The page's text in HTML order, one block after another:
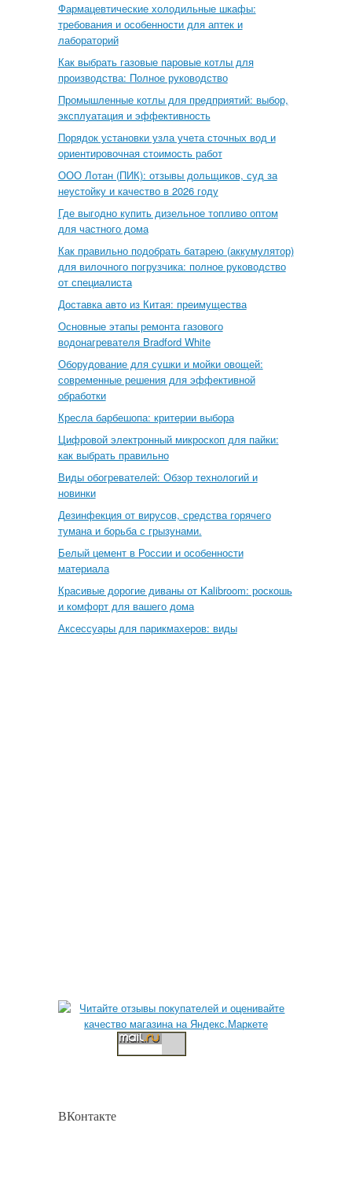
Фармацевтические холодильные шкафы:
требования и особенности для аптек и
лабораторий
Как выбрать газовые паровые котлы для
производства: Полное руководство
Промышленные котлы для предприятий: выбор,
эксплуатация и эффективность
Порядок установки узла учета сточных вод и
ориентировочная стоимость работ
ООО Лотан (ПИК): отзывы дольщиков, суд за
неустойку и качество в 2026 году
Где выгодно купить дизельное топливо оптом
для частного дома
Как правильно подобрать батарею (аккумулятор)
для вилочного погрузчика: полное руководство
от специалиста
Доставка авто из Китая: преимущества
Основные этапы ремонта газового
водонагревателя Bradford White
Оборудование для сушки и мойки овощей:
современные решения для эффективной
обработки
Кресла барбешопа: критерии выбора
Цифровой электронный микроскоп для пайки:
как выбрать правильно
Виды обогревателей: Обзор технологий и
новинки
Дезинфекция от вирусов, средства горячего
тумана и борьба с грызунами.
Белый цемент в России и особенности
материала
Красивые дорогие диваны от Kalibroom: роскошь
и комфорт для вашего дома
Аксессуары для парикмахеров: виды
ВКонтакте